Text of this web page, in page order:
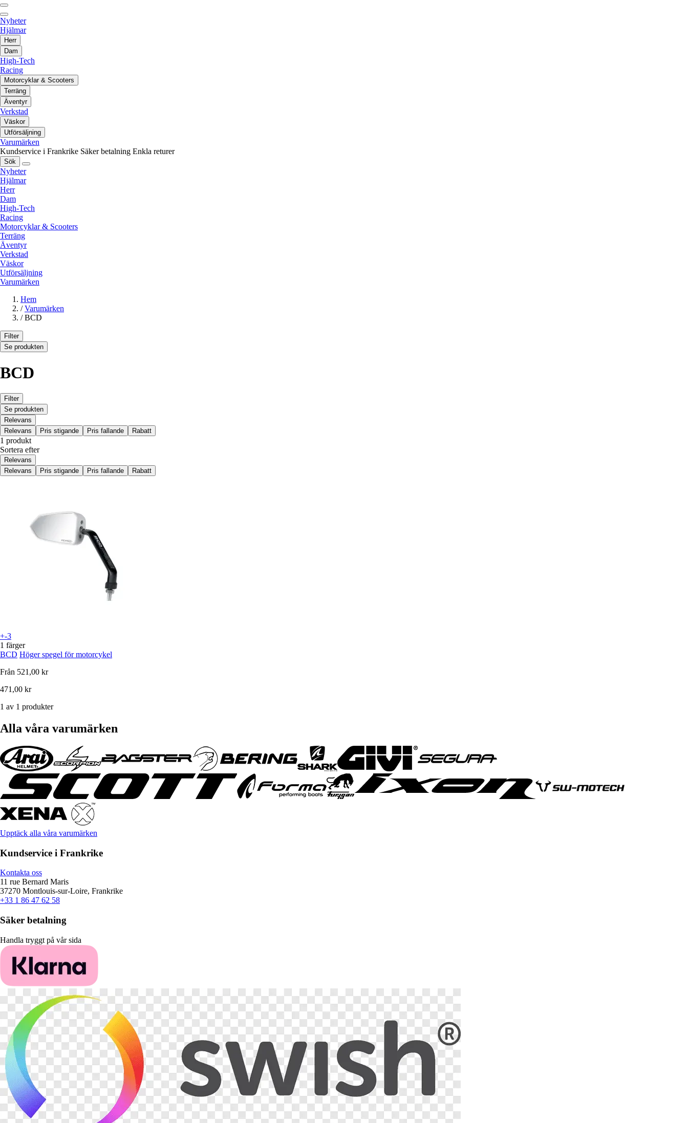
Nyheter
Hjälmar
Herr
Dam
High-Tech
Racing
Motorcyklar & Scooters
Terräng
Äventyr
Verkstad
Väskor
Utförsäljning
Varumärken
Kundservice i Frankrike Säker betalning Enkla returer
Sök
Nyheter
Hjälmar
Herr
Dam
High-Tech
Racing
Motorcyklar & Scooters
Terräng
Äventyr
Verkstad
Väskor
Utförsäljning
Varumärken
Hem
/ Varumärken
/ BCD
Filter
Se produkten
BCD
Filter
Se produkten
Relevans
Relevans
Pris stigande Pris fallande Rabatt
1 produkt
Sortera efter
Relevans
Relevans
Pris stigande Pris fallande Rabatt
+-3
1 färger
BCD Höger spegel för motorcykel
Från 521,00 kr
471,00 kr
1 av 1 produkter
Alla våra varumärken
Upptäck alla våra varumärken
Kundservice i Frankrike
Kontakta oss
11 rue Bernard Maris
37270 Montlouis-sur-Loire, Frankrike
+33 1 86 47 62 58
Säker betalning
Handla tryggt på vår sida